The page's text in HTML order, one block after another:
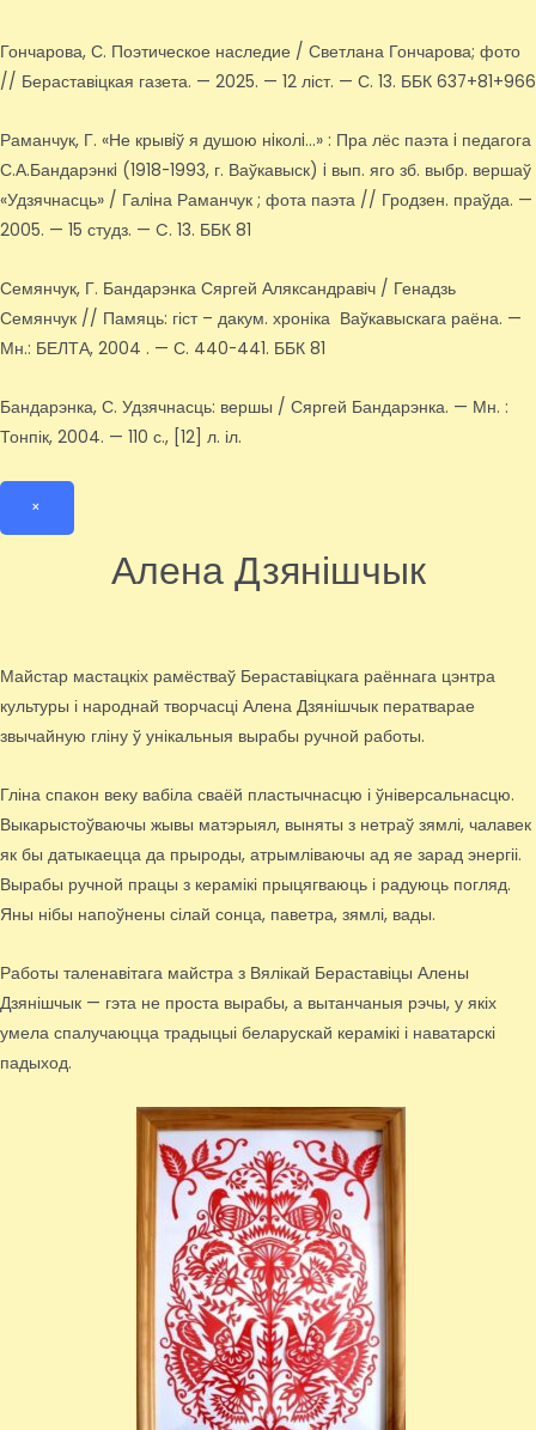
Гончарова, С. Поэтическое наследие / Светлана Гончарова; фото
// Бераставіцкая газета. — 2025. — 12 ліст. — С. 13. ББК 637+81+966
Раманчук, Г. «Не крывiў я душою нiколi…» : Пра лёс паэта i педагога
С.А.Бандарэнкi (1918-1993, г. Ваўкавыск) i вып. яго зб. выбр. вершаў
«Удзячнасць» / Галiна Раманчук ; фота паэта // Гродзен. праўда. —
2005. — 15 студз. — C. 13. ББК 81
Семянчук, Г. Бандарэнка Сяргей Аляксандравіч / Генадзь
Семянчук // Памяць: гіст – дакум. хроніка Ваўкавыскага раёна. —
Мн.: БЕЛТА, 2004 . — С. 440-441. ББК 81
Бандарэнка, С. Удзячнасць: вершы / Сяргей Бандарэнка. — Мн. :
Тонпік, 2004. — 110 с., [12] л. іл.
×
Алена Дзянішчык
Майстар мастацкіх рамёстваў Бераставіцкага раённага цэнтра
культуры і народнай творчасці Алена Дзянішчык ператварае
звычайную гліну ў унікальныя вырабы ручной работы.
Гліна спакон веку вабіла сваёй пластычнасцю і ўніверсальнасцю.
Выкарыстоўваючы жывы матэрыял, выняты з нетраў зямлі, чалавек
як бы датыкаецца да прыроды, атрымліваючы ад яе зарад энергіі.
Вырабы ручной працы з керамікі прыцягваюць і радуюць погляд.
Яны нібы напоўнены сілай сонца, паветра, зямлі, вады.
Работы таленавітага майстра з Вялікай Бераставіцы Алены
Дзянішчык — гэта не проста вырабы, а вытанчаныя рэчы, у якіх
умела спалучаюцца традыцыі беларускай керамікі і наватарскі
падыход.